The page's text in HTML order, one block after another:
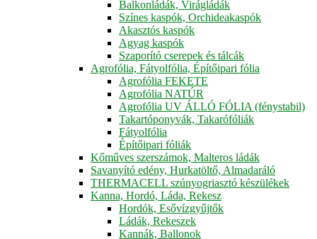
Balkonládák, Virágládák
Színes kaspók, Orchideakaspók
Akasztós kaspók
Agyag kaspók
Szaporító cserepek és tálcák
Agrofólia, Fátyolfólia, Építőipari fólia
Agrofólia FEKETE
Agrofólia NATÚR
Agrofólia UV ÁLLÓ FÓLIA (fénystabil)
Takartóponyvák, Takarófóliák
Fátyolfólia
Építőipari fóliák
Kőműves szerszámok, Malteros ládák
Savanyító edény, Hurkatöltő, Almadaráló
THERMACELL szúnyogriasztó készülékek
Kanna, Hordó, Láda, Rekesz
Hordók, Esővízgyűjtők
Ládák, Rekeszek
Kannák, Ballonok